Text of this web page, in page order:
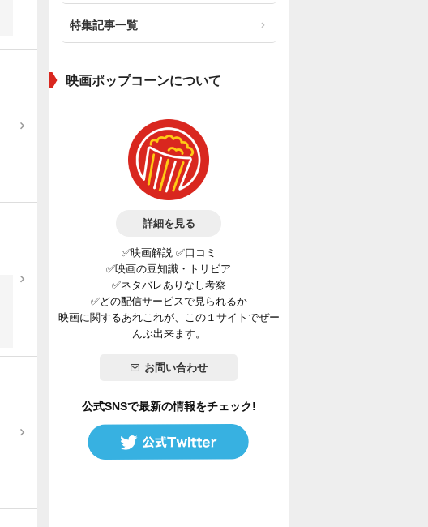
特集記事一覧
映画ポップコーンについて
詳細を見る
✅映画解説 ✅口コミ
✅映画の豆知識・トリビア
✅ネタバレありなし考察
✅どの配信サービスで見られるか
映画に関するあれこれが、この１サイトでぜー
んぶ出来ます。
お問い合わせ
公式SNSで最新の情報をチェック!